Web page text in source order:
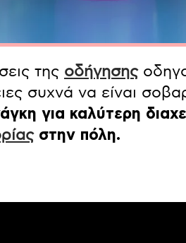
της οδήγησης
συχνά να είναι
για καλύτερη
στην πόλη.